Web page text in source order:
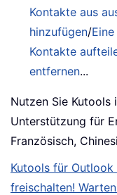
Kontakte aus
hinzufügen/
Kontakte
entfernen...
Nutzen Sie Kutools
Unterstützung für
Französisch,
Kutools für
freischalten!